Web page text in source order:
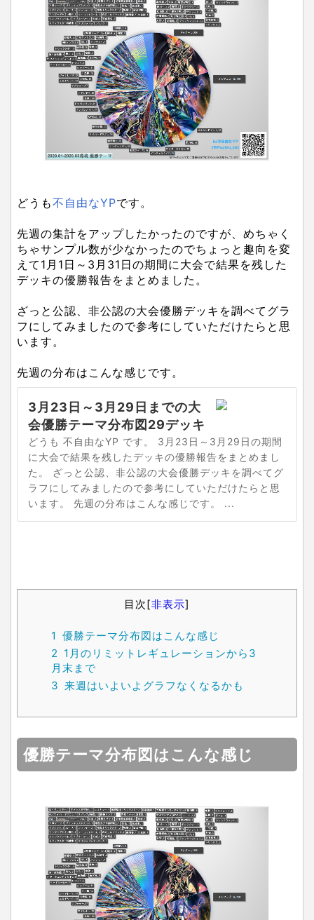
どうも不自由なYPです。
先週の集計をアップしたかったのですが、めちゃく
ちゃサンプル数が少なかったのでちょっと趣向を変
えて1月1日～3月31日の期間に大会で結果を残した
デッキの優勝報告をまとめました。
ざっと公認、非公認の大会優勝デッキを調べてグラ
フにしてみましたので参考にしていただけたらと思
います。
先週の分布はこんな感じです。
3月23日～3月29日までの大
会優勝テーマ分布図29デッキ
どうも 不自由なYP です。 3月23日～3月29日の期間
に大会で結果を残したデッキの優勝報告をまとめまし
た。 ざっと公認、非公認の大会優勝デッキを調べてグ
ラフにしてみましたので参考にしていただけたらと思
います。 先週の分布はこんな感じです。 ...
目次[非表示]
1 優勝テーマ分布図はこんな感じ
2 1月のリミットレギュレーションから3
月末まで
3 来週はいよいよグラフなくなるかも
優勝テーマ分布図はこんな感じ